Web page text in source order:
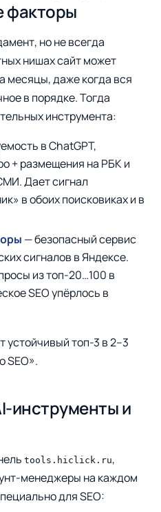
факторы
но не всегда
нишах сайт может
месяцы, даже когда вся
в порядке. Тогда
инструмента:
в ChatGPT,
+ размещения на РБК и
Дает сигнал
в обоих поисковиках и в
— безопасный сервис
сигналов в Яндексе.
из топ-20…100 в
SEO упёрлось в
устойчивый топ-3 в 2–3
SEO».
инструменты и
tools.hiclick.ru,
менеджеры на каждом
для SEO: